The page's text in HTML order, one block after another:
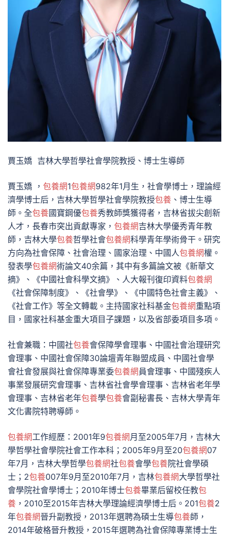
賈玉嬌 吉林大學哲學社會學院教授、博士生導師
賈玉嬌 ， 包養網1包養網982年1月生，社會學博士，理論經
濟學博士后，吉林大學哲學社會學院教授包養 、博士生導
師。全包養國寶鋼優包養秀教師獎獲得者，吉林省拔尖創新
人才，長春市突出貢獻專家， 包養網吉林大學優秀青年教
師，吉林大學包養哲學社會包養網科學青年學術骨干。研究
方向為社會保障、社會治理、國家治理、中國人包養網權。
發表學包養網術論文40余篇，其中有多篇論文被《新華文
摘》、《中國社會科學文摘》、人大報刊復印資料包養網
《社會保障制度》、《社會學》、《中國特色社會主義》、
《社會工作》等全文轉載。主持國家社科基金包養網重點項
目，國家社科基金重大項目子課題，以及省部委項目多項。
社會兼職：中國社包養會保障學會理事、中國社會治理研究
會理事、中國社會保障30論壇青年聯盟成員、中國社會學
會社會發展與社會保障專業委包養網 員會理事、中國殘疾人
事業發展研究會理事、吉林省社會學會理事、吉林省老年學
會理事、吉林省老年包養學包養會副秘書長、吉林大學青年
文化書院特聘導師。
包養網工作經歷：2001年9包養網月至2005年7月，吉林大
學哲學社會學院社會工作本科；2005年9月至20包養網07
年7月，吉林大學哲學包養網社包養會學包養院社會學碩
士；2包養007年9月至2010年7月，吉林包養網大學哲學社
會學院社會學博士；2010年博士包養畢業后留校任教包
養 ，2010至2015年吉林大學理論經濟學博士后。201包養2
年包養網晉升副教授，2013年選聘為碩士生導包養師，
2014年破格晉升教授，2015年選聘為社會保障專業博士生